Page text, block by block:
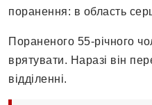
поранення: в область
Пораненого 55-річного
врятувати. Наразі він
відділенні.